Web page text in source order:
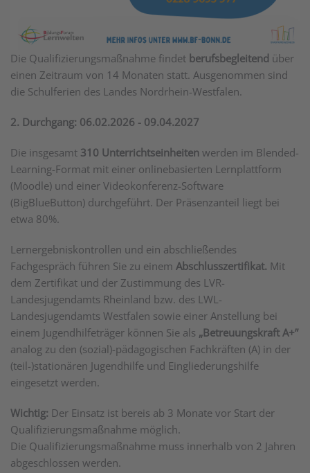
Die Qualifizierungsmaßnahme findet berufsbegleitend über
einen Zeitraum von 14 Monaten statt. Ausgenommen sind
die Schulferien des Landes Nordrhein-Westfalen.
2. Durchgang: 06.02.2026 - 09.04.2027
Die insgesamt 310 Unterrichtseinheiten werden im Blended-
Learning-Format mit einer onlinebasierten Lernplattform
(Moodle) und einer Videokonferenz-Software
(BigBlueButton) durchgeführt. Der Präsenzanteil liegt bei
etwa 80%.
Lernergebniskontrollen und ein abschließendes
Fachgespräch führen Sie zu einem Abschlusszertifikat. Mit
dem Zertifikat und der Zustimmung des LVR-
Landesjugendamts Rheinland bzw. des LWL-
Landesjugendamts Westfalen sowie einer Anstellung bei
einem Jugendhilfeträger können Sie als „Betreuungskraft A+”
analog zu den (sozial)-pädagogischen Fachkräften (A) in der
(teil-)stationären Jugendhilfe und Eingliederungshilfe
eingesetzt werden.
Wichtig: Der Einsatz ist bereis ab 3 Monate vor Start der
Qualifizierungsmaßnahme möglich.
Die Qualifizierungsmaßnahme muss innerhalb von 2 Jahren
abgeschlossen werden.